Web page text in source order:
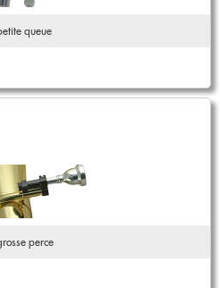
queue
perce